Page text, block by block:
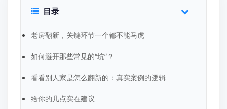
目录
老房翻新，关键环节一个都不能马虎
如何避开那些常见的“坑”？
看看别人家是怎么翻新的：真实案例的逻辑
给你的几点实在建议